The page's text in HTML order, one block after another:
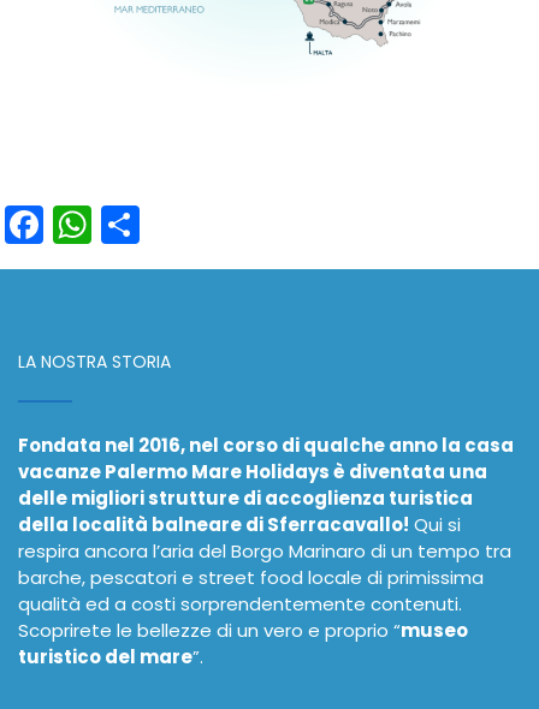
Facebook
WhatsApp
LA NOSTRA STORIA
Fondata nel 2016, nel corso di qualche anno la casa
vacanze Palermo Mare Holidays è diventata una
delle migliori strutture di accoglienza turistica
della località balneare di Sferracavallo! Qui si
respira ancora l’aria del Borgo Marinaro di un tempo tra
barche, pescatori e street food locale di primissima
qualità ed a costi sorprendentemente contenuti.
Scoprirete le bellezze di un vero e proprio “museo
turistico del mare”.